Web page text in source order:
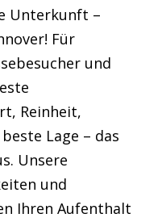
Unterkunft –
Für
und
Reinheit,
Lage – das
Unsere
und
Ihren Aufenthalt